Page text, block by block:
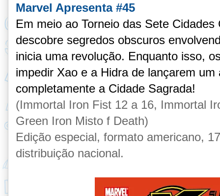
Marvel Apresenta #45
Em meio ao Torneio das Sete
descobre segredos obscuros
inicia uma revolução. Enquanto isso,
impedir Xao e a Hidra de lançarem
completamente a Cidade Sagrada!
(Immortal Iron Fist 12 a 16, Immortal
Green Iron Misto f Death)
Edição especial, formato americano,
distribuição nacional.